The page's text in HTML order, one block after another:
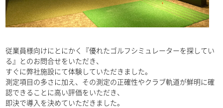
従業員様向けにとにかく『優れたゴルフシミュレーターを探してい
る』とのお問合せをいただき、
すぐに弊社施設にて体験していただきました。
測定項目の多さに加え、その測定の正確性やクラブ軌道が鮮明に確
認できることに高い評価をいただき、
即決で導入を決めていただきました。